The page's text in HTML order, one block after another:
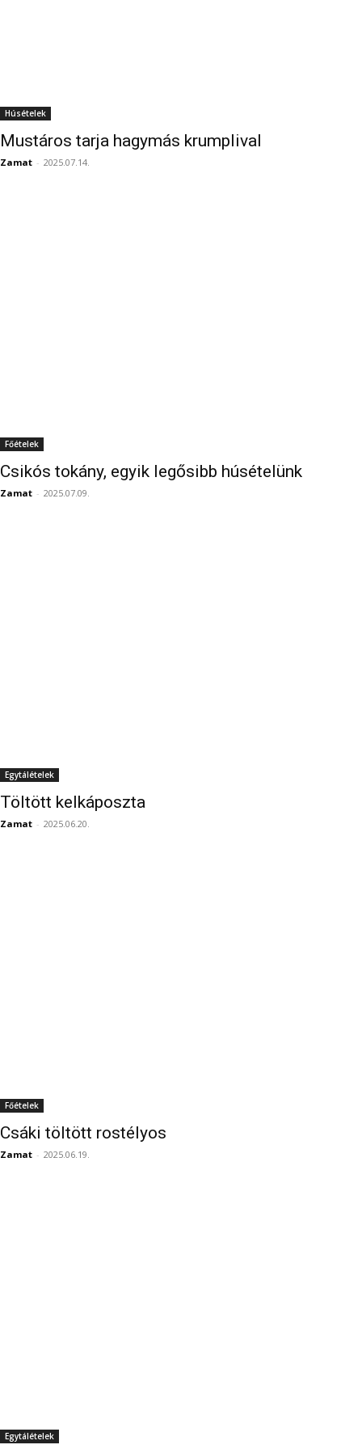
Húsételek
Mustáros tarja hagymás krumplival
Zamat - 2025.07.14.
Főételek
Csikós tokány, egyik legősibb húsételünk
Zamat - 2025.07.09.
Egytálételek
Töltött kelkáposzta
Zamat - 2025.06.20.
Főételek
Csáki töltött rostélyos
Zamat - 2025.06.19.
Egytálételek